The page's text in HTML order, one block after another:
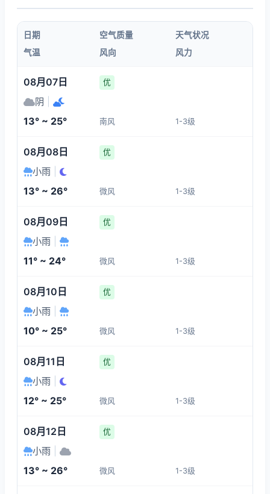
02:00
15°
1-3
03:00 05:00
12:00
20°
1-3
06:00 08:00
15°
1-3
16:00
25°
17:00
1-3
日期 空气质量
天气状况
气温
风向 风力
08月07日 优
阴
13° ~ 25° 南风 1-3级
08月08日 优
小雨
13° ~ 26° 微风 1-3级
08月09日 优
小雨
11° ~ 24° 微风 1-3级
08月10日 优
小雨
10° ~ 25° 微风 1-3级
08月11日 优
小雨
12° ~ 25° 微风 1-3级
08月12日 优
小雨
13° ~ 26° 微风 1-3级